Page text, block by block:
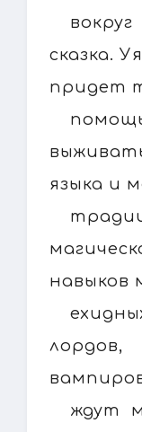
сказка.
придет
языка и
навыков
ждут